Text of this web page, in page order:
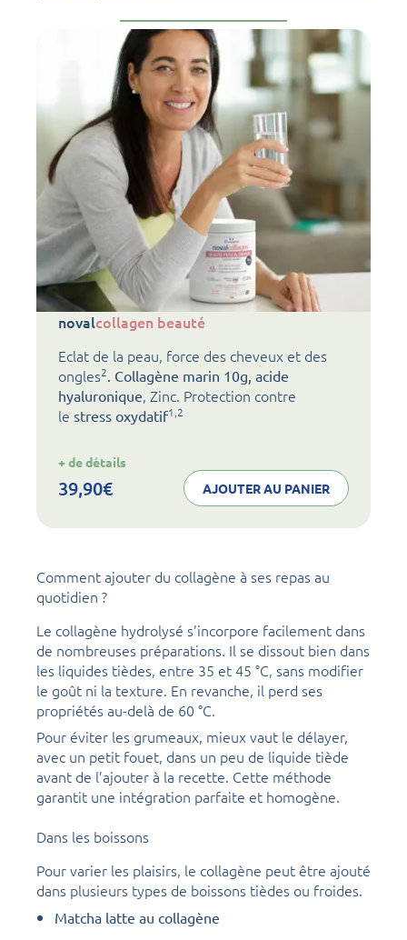
novalcollagen beauté
Eclat de la peau, force des cheveux et des
ongles2. Collagène marin 10g, acide
hyaluronique, Zinc. Protection contre
le stress oxydatif1,2
+ de détails
collagen
39,90€ AJOUTER AU PANIER
Comment ajouter du collagène à ses repas au
quotidien ?
Le collagène hydrolysé s’incorpore facilement dans
de nombreuses préparations. Il se dissout bien dans
les liquides tièdes, entre 35 et 45 °C, sans modifier
le goût ni la texture. En revanche, il perd ses
propriétés au-delà de 60 °C.
Pour éviter les grumeaux, mieux vaut le délayer,
avec un petit fouet, dans un peu de liquide tiède
avant de l’ajouter à la recette. Cette méthode
garantit une intégration parfaite et homogène.
Dans les boissons
Pour varier les plaisirs, le collagène peut être ajouté
dans plusieurs types de boissons tièdes ou froides.
Matcha latte au collagène